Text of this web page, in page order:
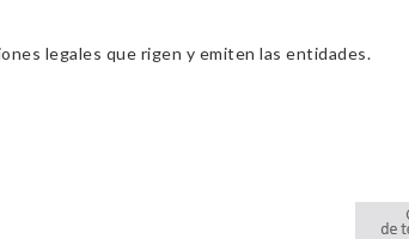
legales que rigen y emiten las entidades.